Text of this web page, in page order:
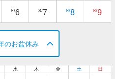
8/6 8/7 8/8 8/9
のお盆休み
水 木 金 土 日